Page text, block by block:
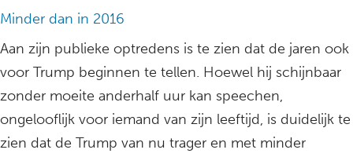
Minder dan in 2016
Aan zijn publieke optredens is te zien dat de jaren ook
voor Trump beginnen te tellen. Hoewel hij schijnbaar
zonder moeite anderhalf uur kan speechen,
ongelooflijk voor iemand van zijn leeftijd, is duidelijk te
zien dat de Trump van nu trager en met minder